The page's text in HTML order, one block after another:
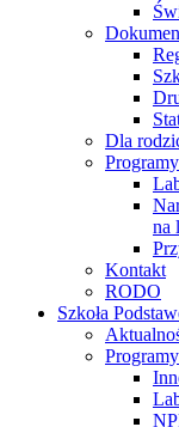
Dla
na
Kontakt
RODO
Szkoła